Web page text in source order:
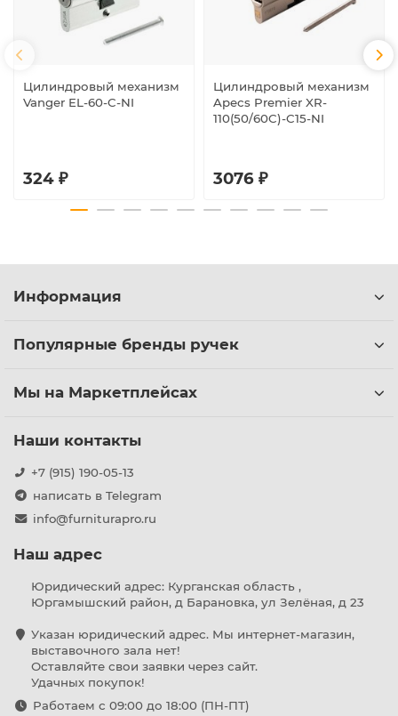
Цилиндровый механизм
Vanger EL-60-C-NI
324 ₽
Цилиндровый механизм
Apecs Premier XR-
110(50/60C)-C15-NI
3076 ₽
Информация
Популярные бренды ручек
Мы на Маркетплейсах
Наши контакты
+7 (915) 190-05-13
написать в Telegram
info@furniturapro.ru
Наш адрес
Юридический адрес: Курганская область ,
Юргамышский район, д Барановка, ул Зелёная, д 23
Указан юридический адрес. Мы интернет-магазин,
выставочного зала нет!
Оставляйте свои заявки через сайт.
Удачных покупок!
Работаем с 09:00 до 18:00 (ПН-ПТ)